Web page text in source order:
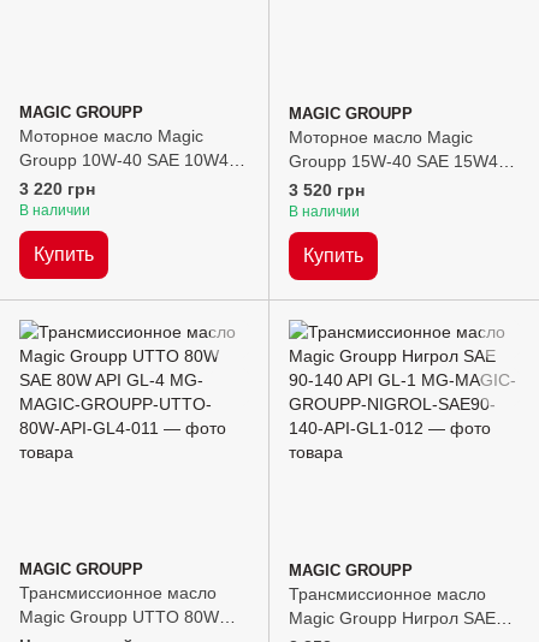
MAGIC GROUPP
Моторное масло Magic
Groupp 10W-40 SAE 10W40
API SL/CF, 20л
3 220 грн
В наличии
Купить
MAGIC GROUPP
Моторное масло Magic
Groupp 15W-40 SAE 15W40
API SG/CD, 20л
3 520 грн
В наличии
Купить
MAGIC GROUPP
Трансмиссионное масло
Magic Groupp UTTO 80W
MAGIC GROUPP
Трансмиссионное масло
Magic Groupp Нигрол SAE